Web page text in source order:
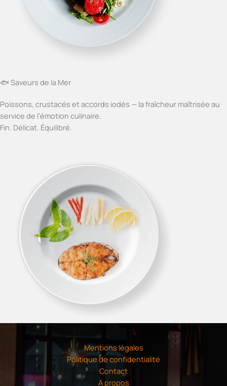
🐟 Saveurs de la Mer
Poissons, crustacés et accords iodés — la fraîcheur maîtrisée au
service de l’émotion culinaire.
Fin. Délicat. Équilibré.
Mentions légales
Politique de confidentialité
Contact
A propos